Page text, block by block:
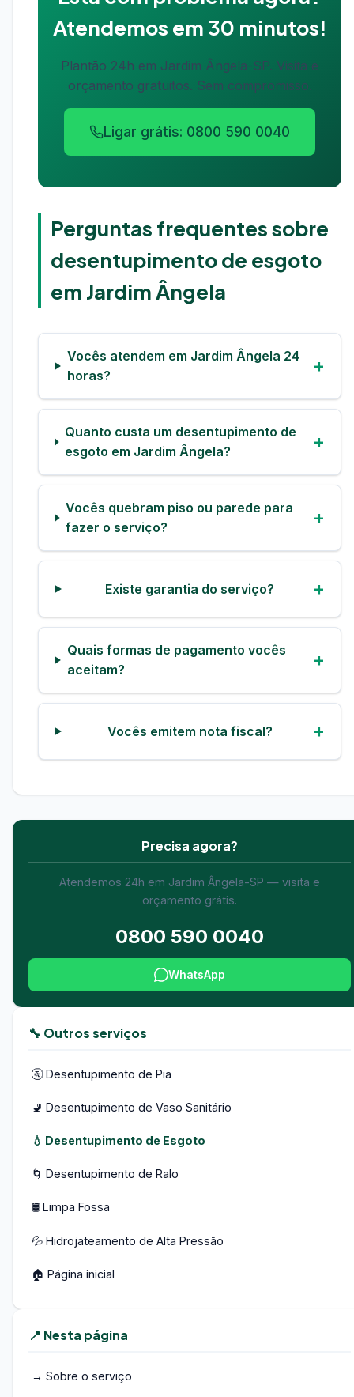
Atendemos em 30 minutos!
Plantão 24h em Jardim Ângela-SP. Visita e
orçamento gratuitos. Sem compromisso.
Ligar grátis: 0800 590 0040
Perguntas frequentes sobre
desentupimento de esgoto
em Jardim Ângela
Vocês atendem em Jardim Ângela 24
horas?
Quanto custa um desentupimento de
esgoto em Jardim Ângela?
Vocês quebram piso ou parede para
fazer o serviço?
Existe garantia do serviço?
Quais formas de pagamento vocês
aceitam?
Vocês emitem nota fiscal?
Precisa agora?
Atendemos 24h em Jardim Ângela-SP — visita e
orçamento grátis.
0800 590 0040
WhatsApp
🔧 Outros serviços
🚰 Desentupimento de Pia
🚽 Desentupimento de Vaso Sanitário
💧 Desentupimento de Esgoto
🌀 Desentupimento de Ralo
🛢️ Limpa Fossa
💦 Hidrojateamento de Alta Pressão
🏠 Página inicial
📍 Nesta página
→ Sobre o serviço